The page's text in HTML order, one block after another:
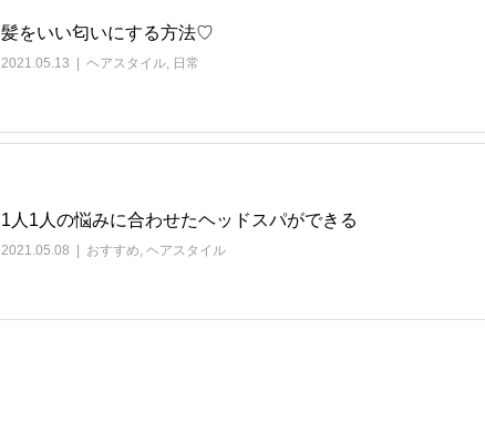
髪をいい匂いにする方法♡
2021.05.13 ヘアスタイル, 日常
1人1人の悩みに合わせたヘッドスパができる
2021.05.08 おすすめ, ヘアスタイル